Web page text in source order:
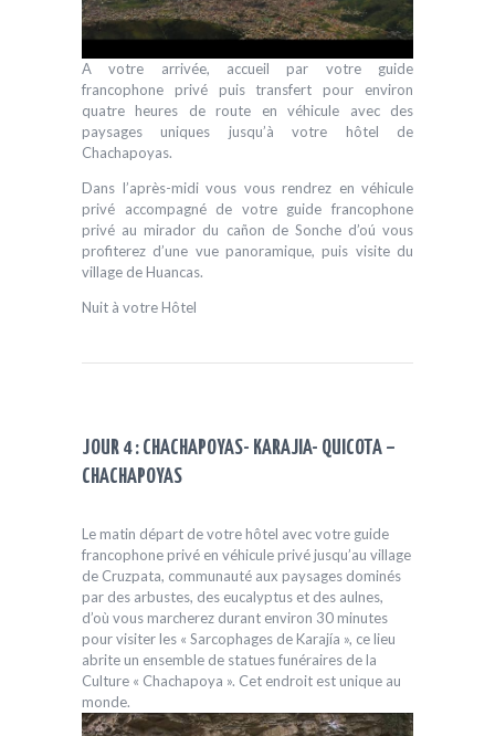
A votre arrivée, accueil par votre guide
francophone privé puis transfert pour environ
quatre heures de route en véhicule avec des
paysages uniques jusqu’à votre hôtel de
Chachapoyas.
Dans l’après-midi vous vous rendrez en véhicule
privé accompagné de votre guide francophone
privé au mirador du cañon de Sonche d’oú vous
profiterez d’une vue panoramique, puis visite du
village de Huancas.
Nuit à votre Hôtel
JOUR 4 : CHACHAPOYAS- KARAJIA- QUICOTA –
CHACHAPOYAS
Le matin départ de votre hôtel avec votre guide
francophone privé en véhicule privé jusqu’au village
de Cruzpata, communauté aux paysages dominés
par des arbustes, des eucalyptus et des aulnes,
d’où vous marcherez durant environ 30 minutes
pour visiter les « Sarcophages de Karajía », ce lieu
abrite un ensemble de statues funéraires de la
Culture « Chachapoya ». Cet endroit est unique au
monde.